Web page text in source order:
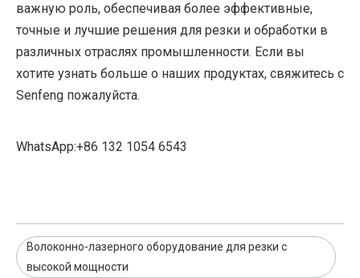
важную роль, обеспечивая более эффективные,
точные и лучшие решения для резки и обработки в
различных отраслях промышленности. Если вы
хотите узнать больше о наших продуктах, свяжитесь с
Senfeng пожалуйста.
WhatsApp:+86 132 1054 6543
Волоконно-лазерного оборудование для резки с
высокой мощности